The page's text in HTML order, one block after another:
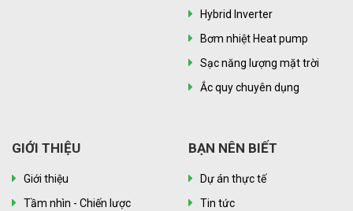
Hybrid Inverter
Bơm nhiệt Heat pump
Sạc năng lượng mặt trời
Ắc quy chuyên dụng
GIỚI THIỆU
Giới thiệu
Tầm nhìn - Chiến lược
BẠN NÊN BIẾT
Dự án thực tế
Tin tức